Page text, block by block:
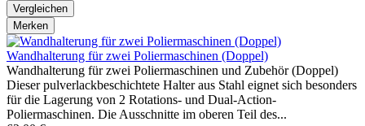
Vergleichen
Merken
Wandhalterung für zwei Poliermaschinen (Doppel)
Wandhalterung für zwei Poliermaschinen und Zubehör (Doppel)
Dieser pulverlackbeschichtete Halter aus Stahl eignet sich besonders
für die Lagerung von 2 Rotations- und Dual-Action-
Poliermaschinen. Die Ausschnitte im oberen Teil des...